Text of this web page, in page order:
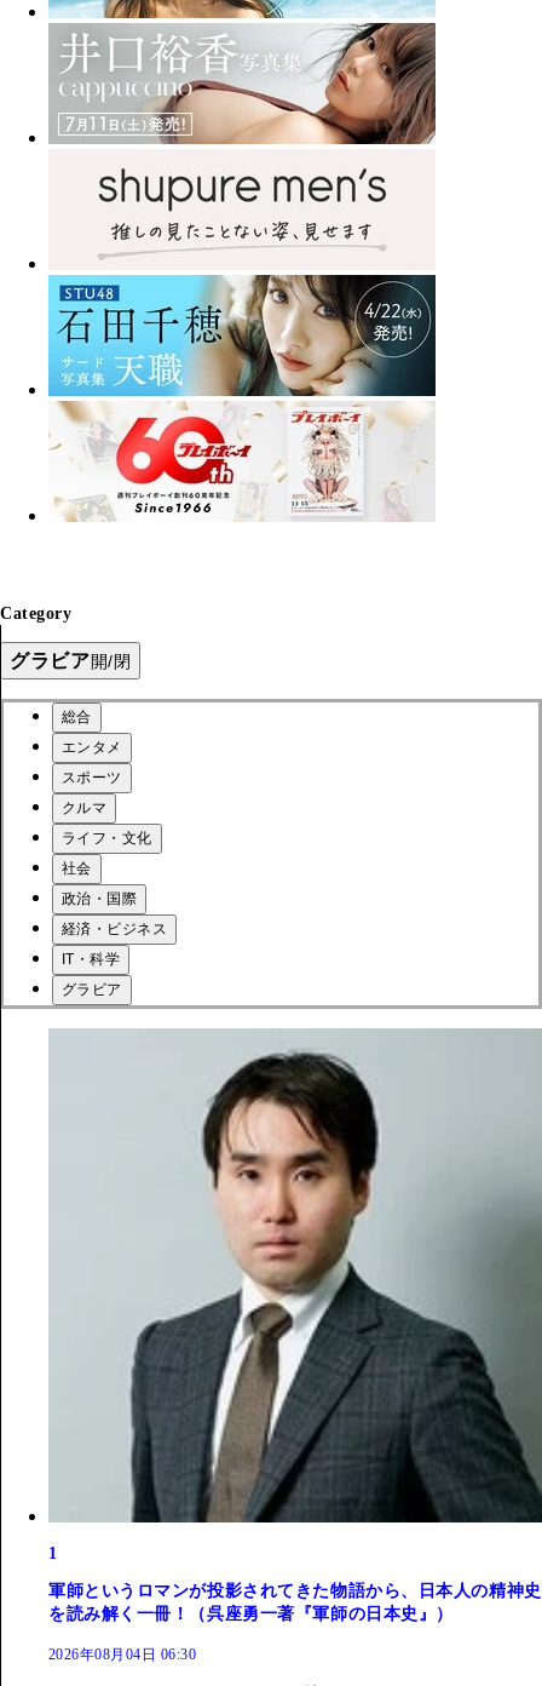
Category
グラビア開/閉
総合
エンタメ
スポーツ
クルマ
ライフ・文化
社会
政治・国際
経済・ビジネス
IT・科学
グラビア
1
軍師というロマンが投影されてきた物語から、日本人の精神史
を読み解く一冊！（呉座勇一著『軍師の日本史』）
2026年08月04日 06:30